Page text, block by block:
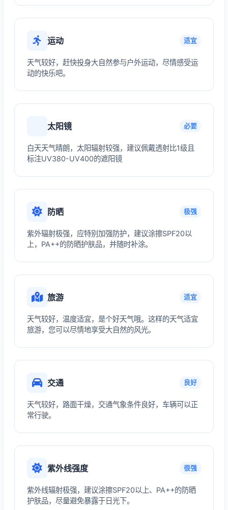
运动 适宜
天气较好，赶快投身大自然参与户外运动，尽情感受运
动的快乐吧。
太阳镜 必要
白天天气晴朗，太阳辐射较强，建议佩戴透射比1级且
标注UV380-UV400的遮阳镜
防晒 极强
紫外辐射极强，应特别加强防护，建议涂擦SPF20以
上，PA++的防晒护肤品，并随时补涂。
旅游 适宜
天气较好，温度适宜，是个好天气哦。这样的天气适宜
旅游，您可以尽情地享受大自然的风光。
交通 良好
天气较好，路面干燥，交通气象条件良好，车辆可以正
常行驶。
紫外线强度 很强
紫外线辐射极强，建议涂擦SPF20以上、PA++的防晒
护肤品，尽量避免暴露于日光下。